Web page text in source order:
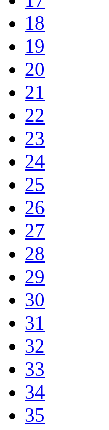
18
19
20
21
22
23
24
25
26
27
28
29
30
31
32
33
34
35